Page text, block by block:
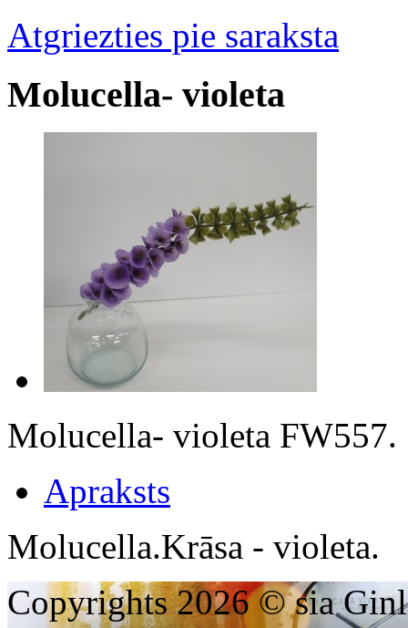
Atgriezties pie saraksta
Molucella- violeta
Molucella- violeta FW557.
Apraksts
Molucella.Krāsa - violeta.
Copyrights 2026 © sia